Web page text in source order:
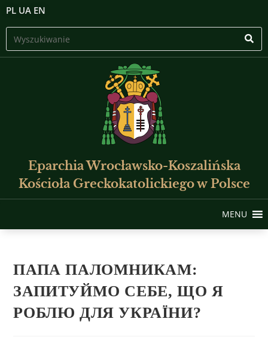
PL UA EN
Eparchia Wrocławsko-Koszalińska
Kościoła Greckokatolickiego w Polsce
MENU
ПАПА ПАЛОМНИКАМ:
ЗАПИТУЙМО СЕБЕ, ЩО Я
РОБЛЮ ДЛЯ УКРАЇНИ?